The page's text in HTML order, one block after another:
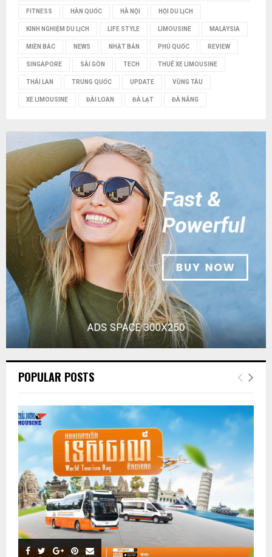
FITNESS HÀN QUỐC HÀ NỘI HỘI DU LỊCH
KINH NGHIỆM DU LỊCH LIFE STYLE LIMOUSINE MALAYSIA
MIỀN BẮC NEWS NHẬT BẢN PHÚ QUỐC REVIEW
SINGAPORE SÀI GÒN TECH THUÊ XE LIMOUSINE
THÁI LAN TRUNG QUỐC UPDATE VŨNG TÀU
XE LIMOUSINE ĐÀI LOAN ĐÀ LẠT ĐÀ NẴNG
POPULAR POSTS